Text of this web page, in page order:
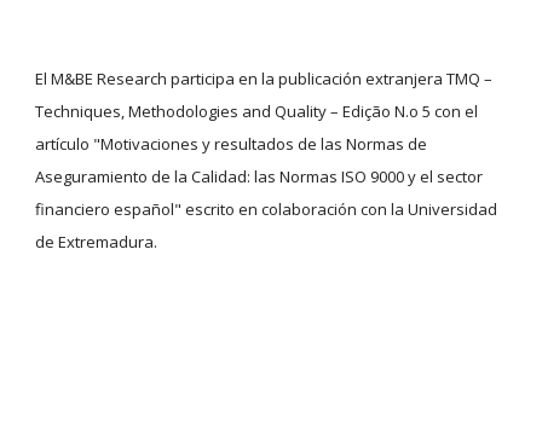
El M&BE Research participa en la publicación extranjera TMQ –
Techniques, Methodologies and Quality – Edição N.o 5 con el
artículo "Motivaciones y resultados de las Normas de
Aseguramiento de la Calidad: las Normas ISO 9000 y el sector
financiero español" escrito en colaboración con la Universidad
de Extremadura.